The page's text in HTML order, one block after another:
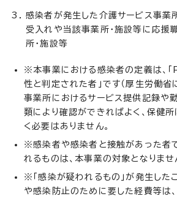
感染者が発生した介護サービス事業
受入れや当該事業所・施設等に応援
所・施設等
※本事業における感染者の定義は、
性と判定された者」です（厚生労働省に
事業所におけるサービス提供記録や
類により確認ができればよく、保健
く必要はありません。
※感染者や感染者と接触があった者
れるものは、本事業の対象となりませ
※「感染が疑われるもの」が発生した
や感染防止のために要した経費等は